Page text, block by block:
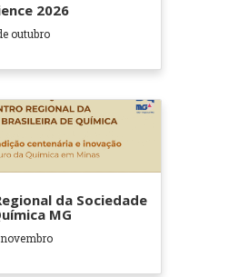
2026
outubro
da Sociedade
MG